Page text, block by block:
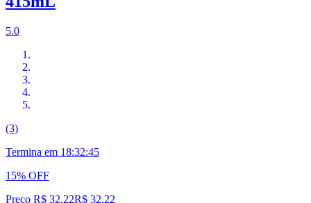
5.0
(3)
Termina em 18:32:44
15% OFF
Preço R$ 32,22R$ 32,22